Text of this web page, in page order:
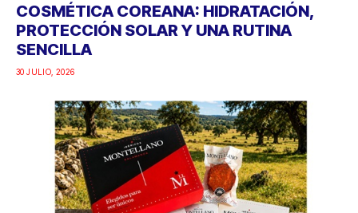
COSMÉTICA COREANA: HIDRATACIÓN,
PROTECCIÓN SOLAR Y UNA RUTINA
SENCILLA
30 JULIO, 2026